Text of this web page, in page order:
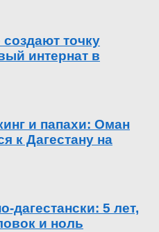
создают точку
интернат в
и папахи: Оман
к Дагестану на
дагестански: 5 лет,
и ноль